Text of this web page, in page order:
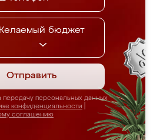
бюджет
Отправить
персональных данных
конфиденциальности
соглашению